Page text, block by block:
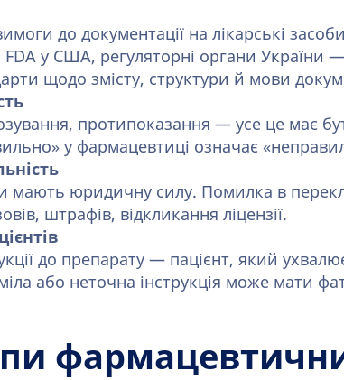
до документації на лікарські
у США, регуляторні органи України —
щодо змісту, структури й мови
протипоказання — усе це має
у фармацевтиці означає
мають юридичну силу. Помилка в
штрафів, відкликання ліцензії.
до препарату — пацієнт, який
або неточна інструкція може мати